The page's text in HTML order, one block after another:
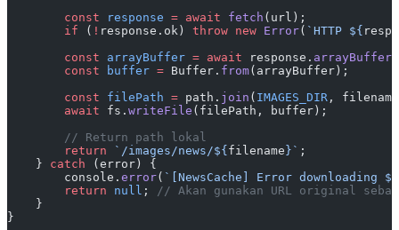
        const
response = await fetch (url);
        if
( ! response.ok) throw new Error( `HTTP ${
        const
arrayBuffer = await response. arrayBuffer
        const
buffer = Buffer. from(arrayBuffer);
        const
filePath = path. join ( IMAGES_DIR ,
        await
fs. writeFile (filePath, buffer);
        // Return path lokal
        return
`/images/news/${ filename }` ;
    }
catch (error) {
        console.
error( `[NewsCache] Error downloading ${
        return
null ;
// Akan gunakan URL original
    }
}